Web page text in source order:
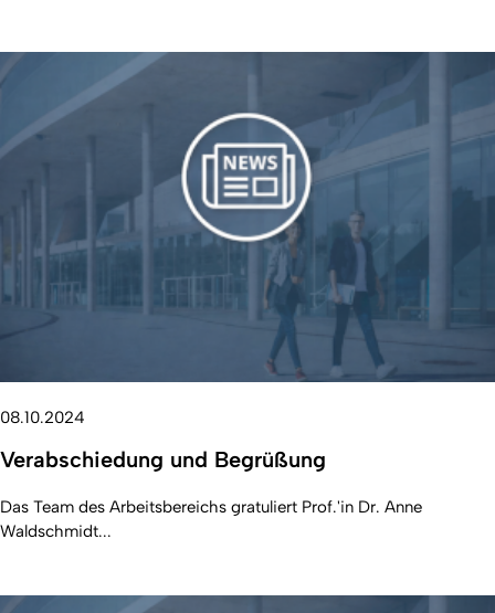
08.10.2024
Verabschiedung und Begrüßung
Das Team des Arbeitsbereichs gratuliert Prof.'in Dr. Anne
Waldschmidt...